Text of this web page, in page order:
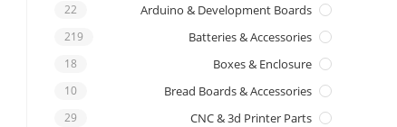
Arduino & Development Boards
22
Batteries & Accessories
219
Boxes & Enclosure
18
Bread Boards & Accessories
10
CNC & 3d Printer Parts
29